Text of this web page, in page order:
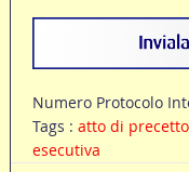
Numero Protocolo
Tags : atto di precetto
esecutiva